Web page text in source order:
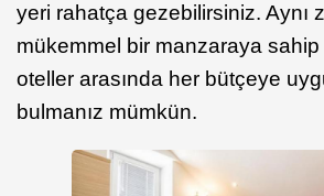
yeri rahatça gezebilirsiniz. Aynı
mükemmel bir manzaraya
oteller arasında her bütçeye
bulmanız mümkün.